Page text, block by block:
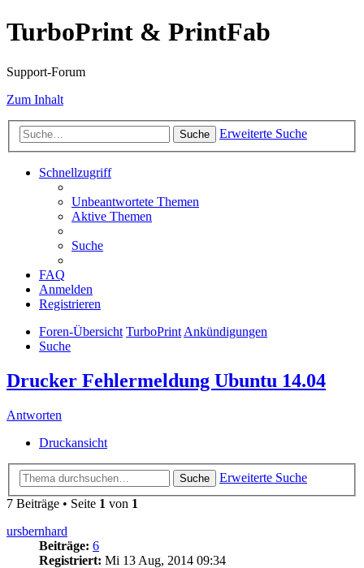
TurboPrint & PrintFab
Support-Forum
Zum Inhalt
Suche Erweiterte Suche
Schnellzugriff
Unbeantwortete Themen
Aktive Themen
Suche
FAQ
Anmelden
Registrieren
Foren-Übersicht TurboPrintAnkündigungen
Suche
Drucker Fehlermeldung Ubuntu 14.04
Antworten
Druckansicht
Suche
Erweiterte Suche
7 Beiträge • Seite 1 von 1
ursbernhard
Beiträge: 6
Registriert: Mi 13 Aug, 2014 09:34